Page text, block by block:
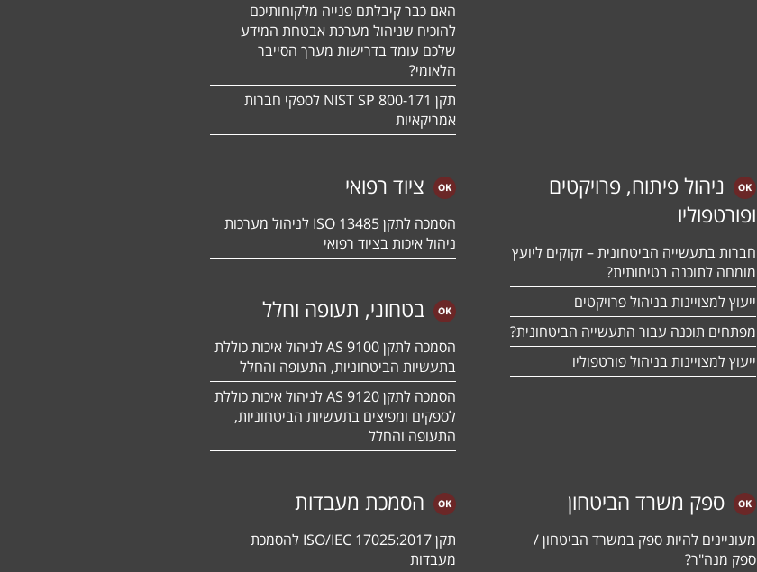
האם כבר קיבלתם פנייה מלקוחותיכם
להוכיח שניהול מערכת אבטחת המידע
שלכם עומד בדרישות מערך הסייבר
הלאומי?
תקן NIST SP 800-171 לספקי חברות
אמריקאיות
ניהול פיתוח, פרויקטים
ופורטפוליו
חברות בתעשייה הביטחונית – זקוקים ליועץ
מומחה לתוכנה בטיחותית?
ייעוץ למצויינות בניהול פרויקטים
מפתחים תוכנה עבור התעשייה הביטחונית?
ייעוץ למצויינות בניהול פורטפוליו
ציוד רפואי
הסמכה לתקן 13485 ISO לניהול מערכות
ניהול איכות בציוד רפואי
בטחוני, תעופה וחלל
הסמכה לתקן 9100 AS לניהול איכות כוללת
בתעשיות הביטחוניות, התעופה והחלל
הסמכה לתקן 9120 AS לניהול איכות כוללת
לספקים ומפיצים בתעשיות הביטחוניות,
התעופה והחלל
ספק משרד הביטחון
מעוניינים להיות ספק במשרד הביטחון /
ספק מנה"ר?
הסמכת מעבדות
תקן ISO/IEC 17025:2017 להסמכת
מעבדות